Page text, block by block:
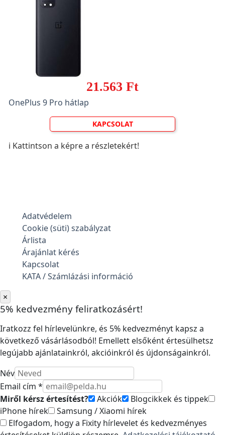
21.563 Ft
OnePlus 9 Pro hátlap
KAPCSOLAT
ℹ️ Kattintson a képre a részletekért!
Adatvédelem
Cookie (süti) szabályzat
Árlista
Árajánlat kérés
Kapcsolat
KATA / Számlázási információ
×
5% kedvezmény feliratkozásért!
Iratkozz fel hírlevelünkre, és 5% kedvezményt kapsz a
következő vásárlásodból! Emellett elsőként értesülhetsz
legújabb ajánlatainkról, akcióinkról és újdonságainkról.
Név
Email cím *
Miről kérsz értesítést?
Akciók
Blogcikkek és tippek
iPhone hírek
Samsung / Xiaomi hírek
Elfogadom, hogy a Fixity hírlevelet és kedvezményes